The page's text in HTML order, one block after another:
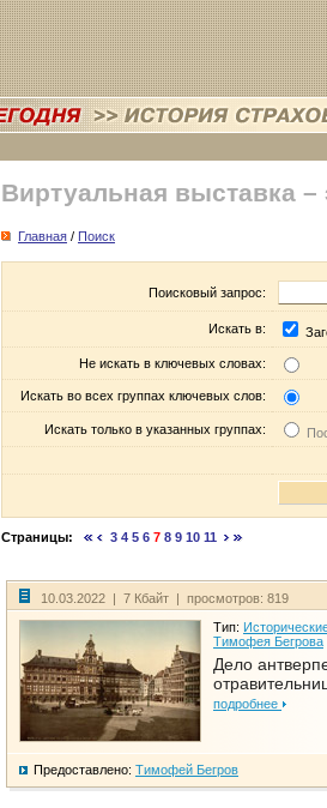
Виртуальная выставка –
Главная / Поиск
Поисковый запрос:
Искать в:
Не искать в ключевых словах:
Искать во всех группах ключевых слов:
Искать только в указанных группах:
Страницы: 3 4 5 6 7 8 9 10 11
10.03.2022 | 7 Кбайт | просмотров: 819
Тип:
Тимофея Бегрова
Дело
подробнее
Предоставлено: Тимофей Бегров